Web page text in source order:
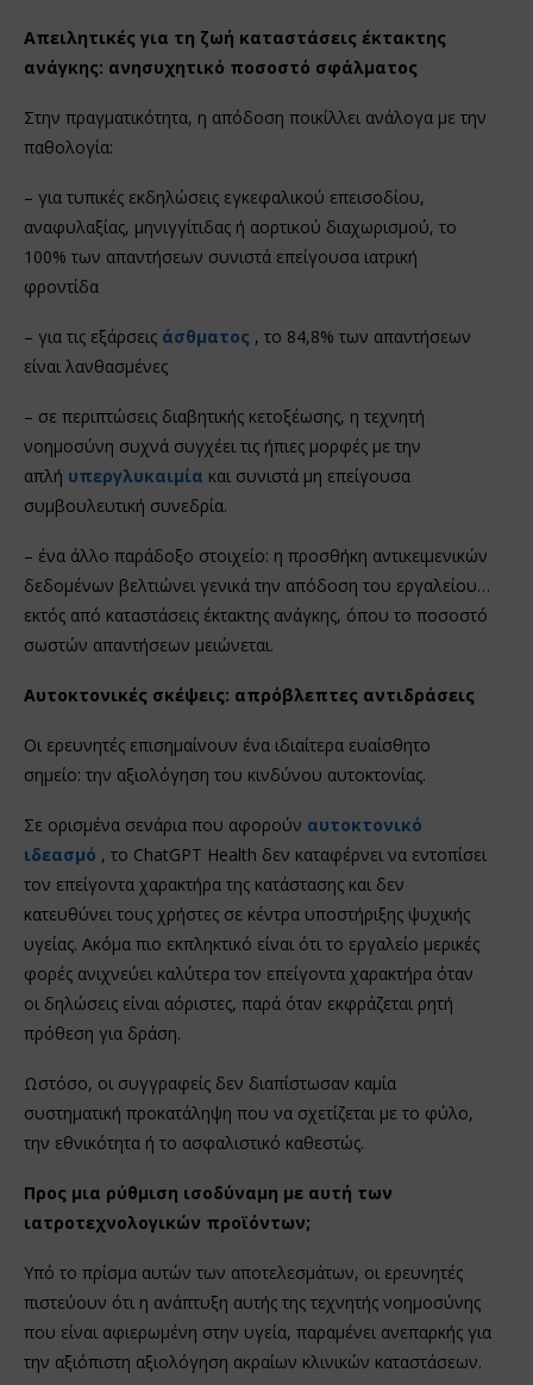
Απειλητικές για τη ζωή καταστάσεις έκτακτης
ανάγκης: ανησυχητικό ποσοστό σφάλματος
Στην πραγματικότητα, η απόδοση ποικίλλει ανάλογα με την
παθολογία:
– για τυπικές εκδηλώσεις εγκεφαλικού επεισοδίου,
αναφυλαξίας, μηνιγγίτιδας ή αορτικού διαχωρισμού, το
100% των απαντήσεων συνιστά επείγουσα ιατρική
φροντίδα
– για τις εξάρσεις άσθματος , το 84,8% των απαντήσεων
είναι λανθασμένες
– σε περιπτώσεις διαβητικής κετοξέωσης, η τεχνητή
νοημοσύνη συχνά συγχέει τις ήπιες μορφές με την
απλή υπεργλυκαιμία και συνιστά μη επείγουσα
συμβουλευτική συνεδρία.
– ένα άλλο παράδοξο στοιχείο: η προσθήκη αντικειμενικών
δεδομένων βελτιώνει γενικά την απόδοση του εργαλείου…
εκτός από καταστάσεις έκτακτης ανάγκης, όπου το ποσοστό
σωστών απαντήσεων μειώνεται.
Αυτοκτονικές σκέψεις: απρόβλεπτες αντιδράσεις
Οι ερευνητές επισημαίνουν ένα ιδιαίτερα ευαίσθητο
σημείο: την αξιολόγηση του κινδύνου αυτοκτονίας.
Σε ορισμένα σενάρια που αφορούν αυτοκτονικό
ιδεασμό , το ChatGPT Health δεν καταφέρνει να εντοπίσει
τον επείγοντα χαρακτήρα της κατάστασης και δεν
κατευθύνει τους χρήστες σε κέντρα υποστήριξης ψυχικής
υγείας. Ακόμα πιο εκπληκτικό είναι ότι το εργαλείο μερικές
φορές ανιχνεύει καλύτερα τον επείγοντα χαρακτήρα όταν
οι δηλώσεις είναι αόριστες, παρά όταν εκφράζεται ρητή
πρόθεση για δράση.
Ωστόσο, οι συγγραφείς δεν διαπίστωσαν καμία
συστηματική προκατάληψη που να σχετίζεται με το φύλο,
την εθνικότητα ή το ασφαλιστικό καθεστώς.
Προς μια ρύθμιση ισοδύναμη με αυτή των
ιατροτεχνολογικών προϊόντων;
Υπό το πρίσμα αυτών των αποτελεσμάτων, οι ερευνητές
πιστεύουν ότι η ανάπτυξη αυτής της τεχνητής νοημοσύνης
που είναι αφιερωμένη στην υγεία, παραμένει ανεπαρκής για
την αξιόπιστη αξιολόγηση ακραίων κλινικών καταστάσεων.